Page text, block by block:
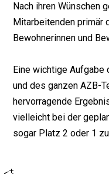
Nach ihren Wünschen
Mitarbeitenden primär
Bewohnerinnen und
Eine wichtige
und des ganzen AZB-
hervorragende
vielleicht bei der
sogar Platz 2 oder 1